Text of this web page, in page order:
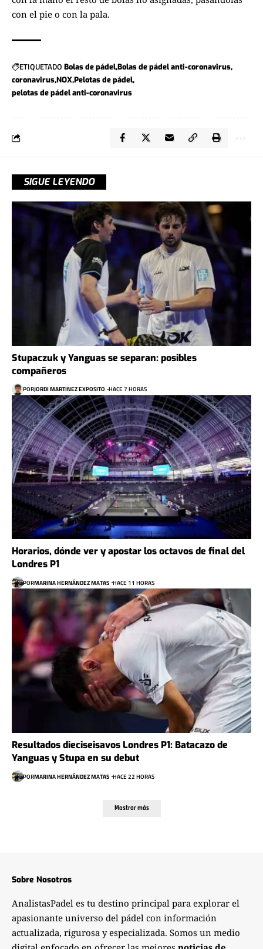
con el pie o con la pala.
ETIQUETADO Bolas de pádelBolas de pádel anti-coronavirus
coronavirusNOXPelotas de pádel
pelotas de pádel anti-coronavirus
SIGUE LEYENDO
Stupaczuk y Yanguas se separan: posibles
compañeros
PORJORDI MARTINEZ EXPOSITO HACE 7 HORAS
Horarios, dónde ver y apostar los octavos de final del
Londres P1
PORMARINA HERNÁNDEZ MATAS HACE 11 HORAS
Resultados dieciseisavos Londres P1: Batacazo de
Yanguas y Stupa en su debut
PORMARINA HERNÁNDEZ MATAS HACE 22 HORAS
Mostrar más
Sobre Nosotros
AnalistasPadel es tu destino principal para explorar el
apasionante universo del pádel con información
actualizada, rigurosa y especializada. Somos un medio